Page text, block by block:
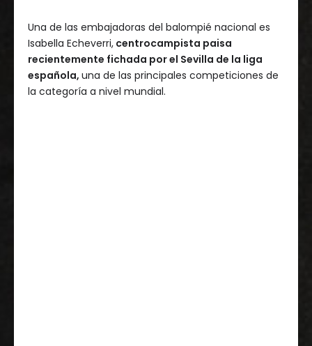
Una de las embajadoras del balompié nacional es
Isabella Echeverri, centrocampista paisa
recientemente fichada por el Sevilla de la liga
española, una de las principales competiciones de
la categoría a nivel mundial.